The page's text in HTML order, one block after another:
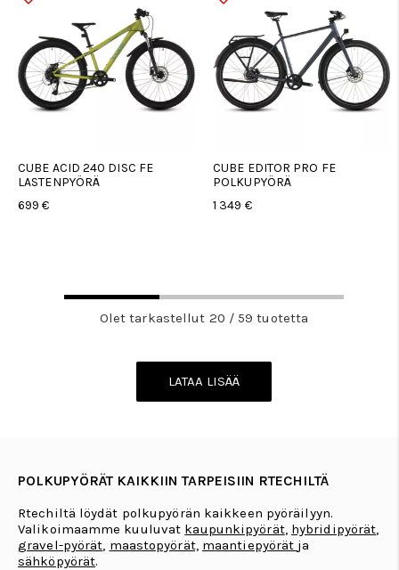
CUBE ACID 240 DISC FE
LASTENPYÖRÄ
699 €
CUBE EDITOR PRO FE
POLKUPYÖRÄ
1 349 €
Olet tarkastellut 20 / 59 tuotetta
LATAA LISÄÄ
POLKUPYÖRÄT KAIKKIIN TARPEISIIN RTECHILTÄ
Rtechiltä löydät polkupyörän kaikkeen pyöräilyyn.
Valikoimaamme kuuluvat kaupunkipyörät, hybridipyörät,
gravel-pyörät, maastopyörät, maantiepyörät ja
sähköpyörät.